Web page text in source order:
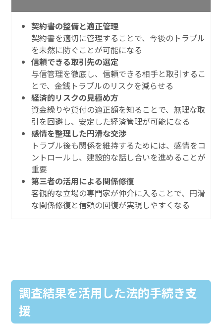
契約書の整備と適正管理
契約書を適切に管理することで、今後のトラブル
を未然に防ぐことが可能になる
信頼できる取引先の選定
与信管理を徹底し、信頼できる相手と取引するこ
とで、金銭トラブルのリスクを減らせる
経済的リスクの見極め方
資金繰りや貸付の適正額を知ることで、無理な取
引を回避し、安定した経済管理が可能になる
感情を整理した円滑な交渉
トラブル後も関係を維持するためには、感情をコ
ントロールし、建設的な話し合いを進めることが
重要
第三者の活用による関係修復
客観的な立場の専門家が仲介に入ることで、円滑
な関係修復と信頼の回復が実現しやすくなる
調査結果を活用した法的手続き支
援